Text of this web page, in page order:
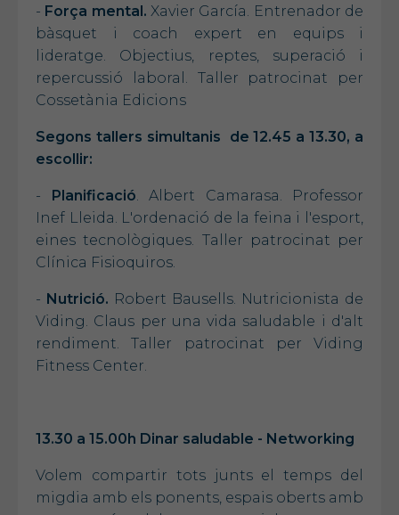
- Força mental. Xavier García. Entrenador de
bàsquet i coach expert en equips i
lideratge. Objectius, reptes, superació i
repercussió laboral. Taller patrocinat per
Cossetània Edicions
Segons tallers simultanis de 12.45 a 13.30, a
escollir:
- Planificació. Albert Camarasa. Professor
Inef Lleida. L'ordenació de la feina i l'esport,
eines tecnològiques. Taller patrocinat per
Clínica Fisioquiros.
- Nutrició. Robert Bausells. Nutricionista de
Viding. Claus per una vida saludable i d'alt
rendiment. Taller patrocinat per Viding
Fitness Center.
13.30 a 15.00h Dinar saludable - Networking
Volem compartir tots junts el temps del
migdia amb els ponents, espais oberts amb